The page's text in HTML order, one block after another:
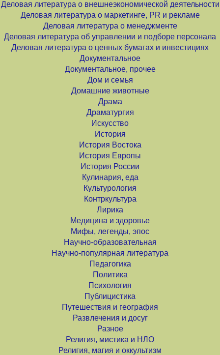
Деловая литература о внешнеэкономической деятельности
Деловая литература о маркетинге, PR и рекламе
Деловая литература о менеджменте
Деловая литература об управлении и подборе персонала
Деловая литература о ценных бумагах и инвестициях
Документальное
Документальное, прочее
Дом и семья
Домашние животные
Драма
Драматургия
Искусство
История
История Востока
История Европы
История России
Кулинария, еда
Культурология
Контркультура
Лирика
Медицина и здоровье
Мифы, легенды, эпос
Научно-образовательная
Научно-популярная литература
Педагогика
Политика
Психология
Публицистика
Путешествия и география
Развлечения и досуг
Разное
Религия, мистика и НЛО
Религия, магия и оккультизм